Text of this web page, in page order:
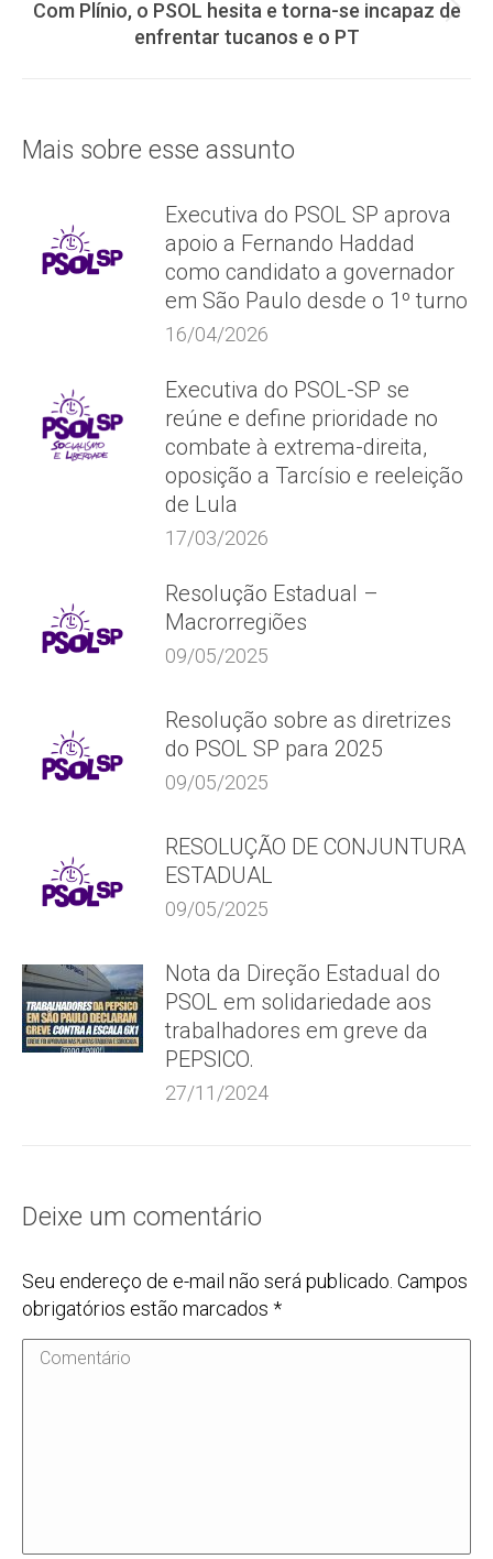
Próximo
post:
Com Plínio, o PSOL hesita e torna-se incapaz de
enfrentar tucanos e o PT
Mais sobre esse assunto
Executiva do PSOL SP aprova
apoio a Fernando Haddad
como candidato a governador
em São Paulo desde o 1º turno
16/04/2026
Executiva do PSOL-SP se
reúne e define prioridade no
combate à extrema-direita,
oposição a Tarcísio e reeleição
de Lula
17/03/2026
Resolução Estadual –
Macrorregiões
09/05/2025
Resolução sobre as diretrizes
do PSOL SP para 2025
09/05/2025
RESOLUÇÃO DE CONJUNTURA
ESTADUAL
09/05/2025
Nota da Direção Estadual do
PSOL em solidariedade aos
trabalhadores em greve da
PEPSICO.
27/11/2024
Deixe um comentário
Seu endereço de e-mail não será publicado. Campos
obrigatórios estão marcados *
Comentário